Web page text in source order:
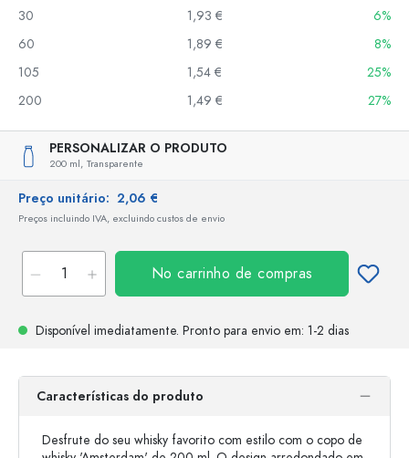
30
1,93 €
6%
60
1,89 €
8%
105
1,54 €
25%
200
1,49 € 27%
PERSONALIZAR O PRODUTO
200 ml, Transparente
Preço unitário: 2,06 €
Preços incluindo IVA, excluindo custos de envio
No carrinho de compras
Disponível imediatamente. Pronto para envio em: 1-2 dias
Características do produto
Desfrute do seu whisky favorito com estilo com o copo de